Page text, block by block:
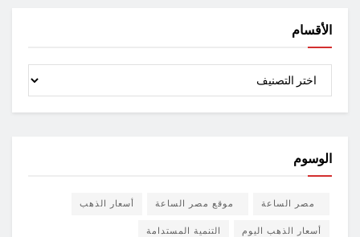
الأقسام
الوسوم
مصر الساعة موقع مصر الساعة أسعار الذهب
أسعار الذهب اليوم التنمية المستدامة